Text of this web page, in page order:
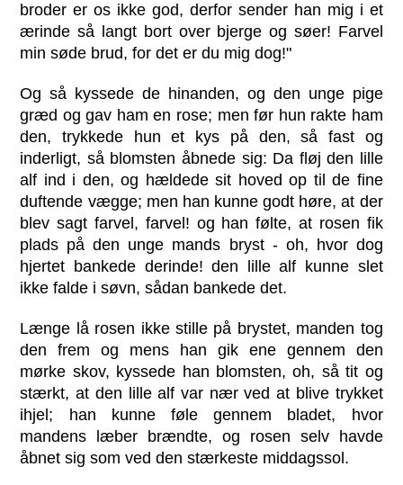
broder er os ikke god, derfor sender han mig i et
ærinde så langt bort over bjerge og søer! Farvel
min søde brud, for det er du mig dog!"
Og så kyssede de hinanden, og den unge pige
græd og gav ham en rose; men før hun rakte ham
den, trykkede hun et kys på den, så fast og
inderligt, så blomsten åbnede sig: Da fløj den lille
alf ind i den, og hældede sit hoved op til de fine
duftende vægge; men han kunne godt høre, at der
blev sagt farvel, farvel! og han følte, at rosen fik
plads på den unge mands bryst - oh, hvor dog
hjertet bankede derinde! den lille alf kunne slet
ikke falde i søvn, sådan bankede det.
Længe lå rosen ikke stille på brystet, manden tog
den frem og mens han gik ene gennem den
mørke skov, kyssede han blomsten, oh, så tit og
stærkt, at den lille alf var nær ved at blive trykket
ihjel; han kunne føle gennem bladet, hvor
mandens læber brændte, og rosen selv havde
åbnet sig som ved den stærkeste middagssol.